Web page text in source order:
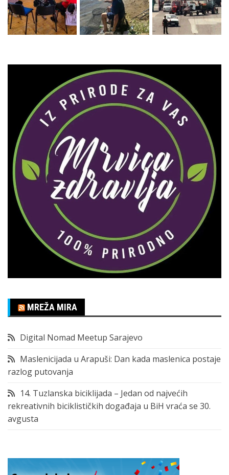
MREŽA MIRA
Digital Nomad Meetup Sarajevo
Maslenicijada u Arapuši: Dan kada maslenica postaje
razlog putovanja
14. Tuzlanska biciklijada – Jedan od najvećih
rekreativnih biciklističkih događaja u BiH vraća se 30.
avgusta